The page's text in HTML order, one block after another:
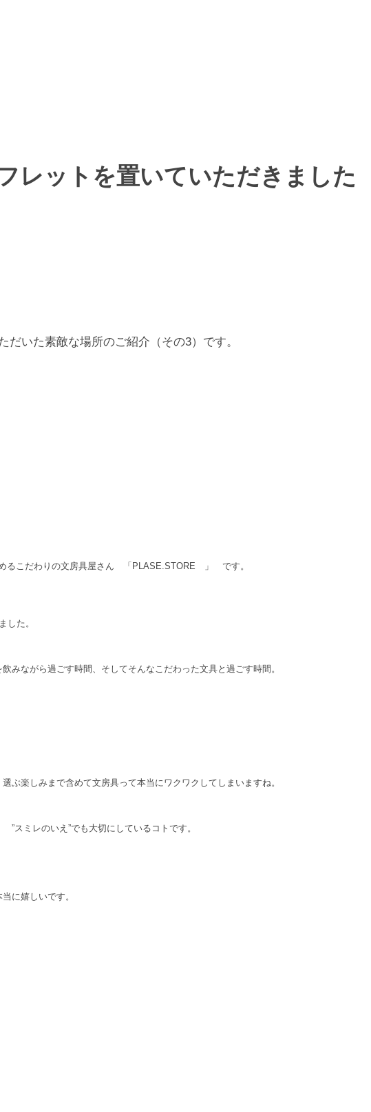
ットを置いていただきました（
いた素敵な場所のご紹介（その3）です。
るこだわりの文房具屋さん 「PLASE.STORE 」 です。
した。
みながら過ごす時間、そしてそんなこだわった文具と過ごす時間。
ぶ楽しみまで含めて文房具って本当にワクワクしてしまいますね。
スミレのいえ”でも大切にしているコトです。
に嬉しいです。